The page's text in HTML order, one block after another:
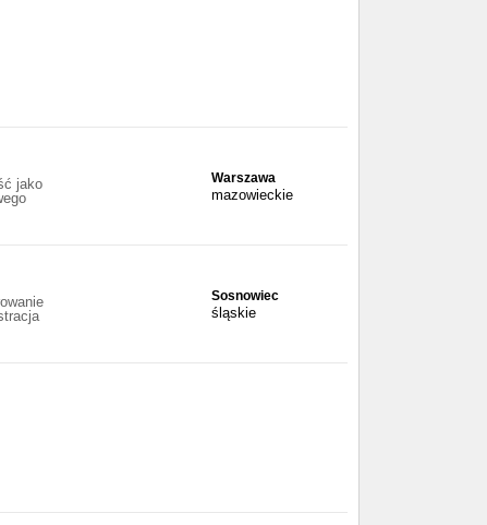
jako
Warszawa
mazowieckie
Sosnowiec
śląskie